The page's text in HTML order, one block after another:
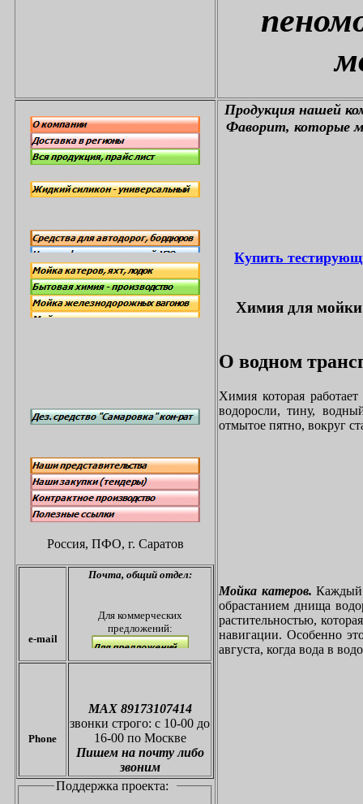
Россия, ПФО, г. Саратов
e-mail
Почта, общий отдел:
Для коммерческих
предложений:
Phone
МАХ 89173107414
звонки строго: с 10-00 до
16-00 по Москве
Пишем на почту либо
звоним
Поддержка проекта:
Продукция нашей
Фаворит, которые
Купить
Химия для мойки
О водном
Химия которая
водоросли, тину,
отмытое пятно, вокруг
Мойка катеров. Каждый
обрастанием днища
растительностью,
навигации. Особенно
августа, когда вода в